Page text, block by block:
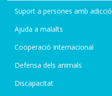
Suport a persones amb adicció
Ajuda a malalts
Cooperació Internacional
Defensa dels animals
Discapacitat